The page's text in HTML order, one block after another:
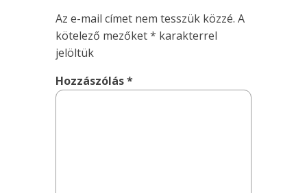
Az e-mail címet nem tesszük közzé. A
kötelező mezőket* karakterrel
jelöltük
Hozzászólás*